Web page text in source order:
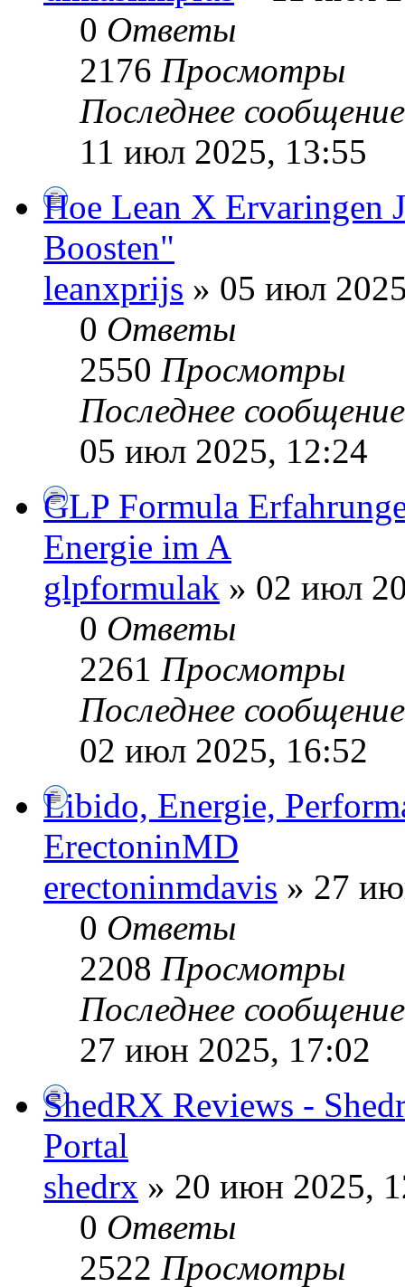
0 Ответы
2176 Просмотры
Последнее
11 июл 2025, 13:55
Hoe Lean X Ervaringen
Boosten"
leanxprijs » 05 июл
0 Ответы
2550 Просмотры
Последнее
05 июл 2025, 12:24
GLP Formula
Energie im A
glpformulak » 02 июл
0 Ответы
2261 Просмотры
Последнее
02 июл 2025, 16:52
Libido, Energie,
ErectoninMD
erectoninmdavis » 27
0 Ответы
2208 Просмотры
Последнее
27 июн 2025, 17:02
ShedRX Reviews -
Portal
shedrx » 20 июн 2025,
0 Ответы
2522 Просмотры